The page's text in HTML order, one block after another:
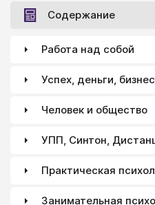
психологии? Исходя из
Маслоу пришел к
характеристики...
Содержание
Работа над собой
Успех, деньги, бизнес
Человек и общество
УПП, Синтон,
Практическая
Занимательная